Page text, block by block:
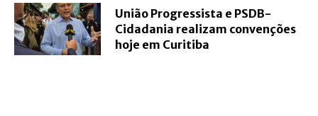
União Progressista e PSDB-
Cidadania realizam convenções
hoje em Curitiba